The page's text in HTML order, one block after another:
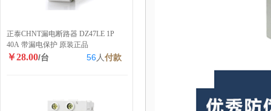
正泰CHNT漏电断路器 DZ47LE 1P
40A 带漏电保护 原装正品
￥28.00/台 56人付款